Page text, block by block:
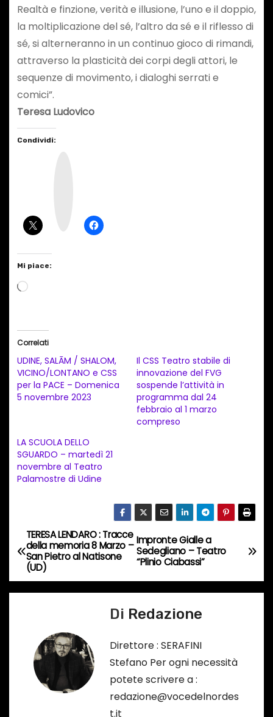
Realtà e finzione, verità e illusione, l’uno e il doppio,
la moltiplicazione del sé, l’altro da sé e il riflesso di
sé, si alterneranno in un continuo gioco di rimandi,
attraverso la plasticità dei corpi degli attori, le
sequenze di movimento, i dialoghi serrati e
comici”.
Teresa Ludovico
Condividi:
Mi piace:
C
a
m
e
t
o
i
r
s
o
…
Correlati
UDINE, SALĀM / SHALOM,
VICINO/LONTANO e CSS
per la PACE – Domenica
5 novembre 2023
Il CSS Teatro stabile di
innovazione del FVG
sospende l’attività in
programma dal 24
febbraio al 1 marzo
compreso
LA SCUOLA DELLO
SGUARDO – martedì 21
novembre al Teatro
Palamostre di Udine
N
a
v
Impronte Gialle a
Sedegliano – Teatro
“Plinio Ciabassi”
TERESA LENDARO : Tracce
della memoria 8 Marzo –
San Pietro al Natisone
(UD)
Di Redazione
Direttore : SERAFINI
Stefano Per ogni necessità
potete scrivere a :
redazione@vocedelnordes
t.it